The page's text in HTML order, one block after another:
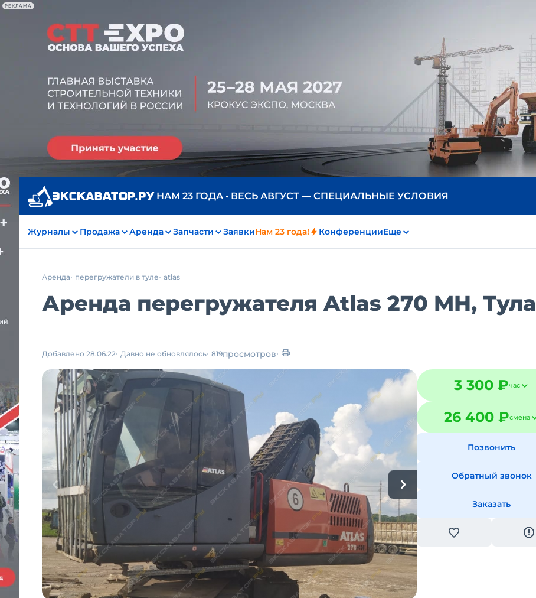
РЕКЛАМА
НАМ 23 ГОДА • ВЕСЬ АВГУСТ — СПЕЦИАЛЬНЫЕ УСЛОВИЯ
Журналы Продажа Аренда Запчасти ЗаявкиНам 23 года! КонференцииЕще
Аренда перегружатели в туле atlas
Аренда перегружателя Atlas 270 MH, Тула
Добавлено 28.06.22 Давно не обновлялось 819просмотров
3 300 ₽час
26 400 ₽смена
Позвонить
Обратный звонок
Заказать